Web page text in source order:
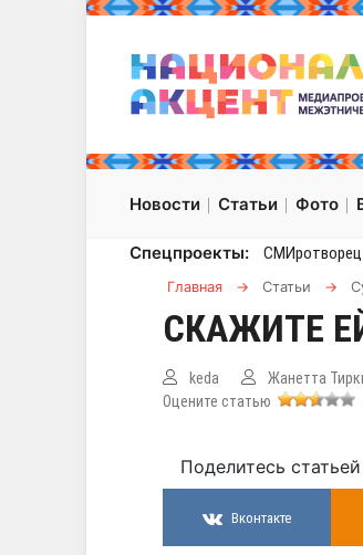
Новости Статьи Фото
Спецпроекты: СМИротворец
Главная → Статьи →
СКАЖИТЕ
keda Жанетта
Оцените статью
Поделитесь статьей
Вконтакте